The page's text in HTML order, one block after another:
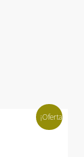
¡Oferta!